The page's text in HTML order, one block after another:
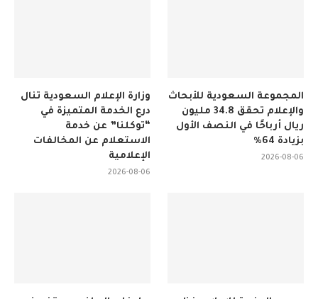
وزارة الإعلام السعودية تنال
درع الخدمة المتميزة في
“توكلنا” عن خدمة
الاستعلام عن المخالفات
الإعلامية
2026-08-06
المجموعة السعودية للأبحاث
والإعلام تحقق 34.8 مليون
ريال أرباحًا في النصف الأول
بزيادة 64%
2026-08-06